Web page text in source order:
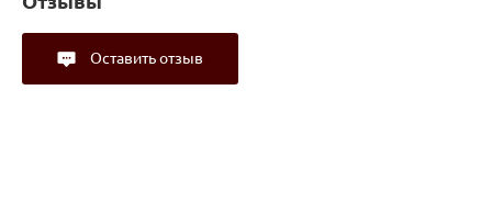
Оставить отзыв